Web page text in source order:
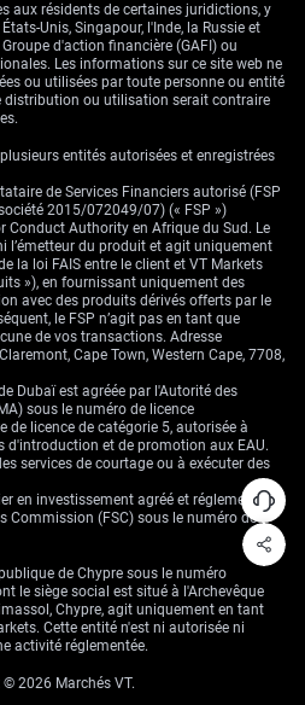
aux résidents de certaines juridictions, y
Unis, Singapour, l'Inde, la Russie et
d'action financière (GAFI) ou
Les informations sur ce site web ne
ou utilisées par toute personne ou entité
ou utilisation serait contraire
entités autorisées et enregistrées
de Services Financiers autorisé (FSP
2015/072049/07) (« FSP »)
Conduct Authority en Afrique du Sud. Le
l’émetteur du produit et agit uniquement
la loi FAIS entre le client et VT Markets
»), en fournissant uniquement des
avec des produits dérivés offerts par le
le FSP n’agit pas en tant que
de vos transactions. Adresse
Cape Town, Western Cape, 7708,
Dubaï est agréée par l'Autorité des
sous le numéro de licence
licence de catégorie 5, autorisée à
d'introduction et de promotion aux EAU.
services de courtage ou à exécuter des
en investissement agréé et réglementé
Commission (FSC) sous le numéro de
de Chypre sous le numéro
le siège social est situé à l'Archevêque
Chypre, agit uniquement en tant
Cette entité n'est ni autorisée ni
activité réglementée.
2026 Marchés VT.